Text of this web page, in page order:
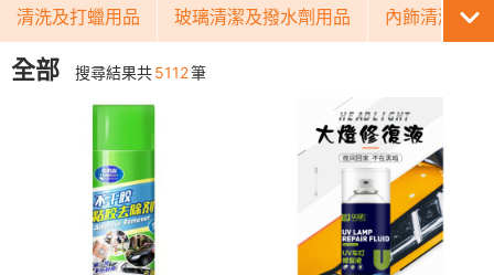
清洗及打蠟用品 玻璃清潔及撥水劑用品 內飾清潔保
全部 搜尋結果共5112筆